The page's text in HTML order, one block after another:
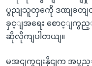
ပွညျသူတှကေို ဒဏျခတျတဲ့
ခှင့ျအရေး စောင့ျကွည့
ဆိုလိုကျပါတယျ။
မအငျကွငျးနိုငျက အပွ